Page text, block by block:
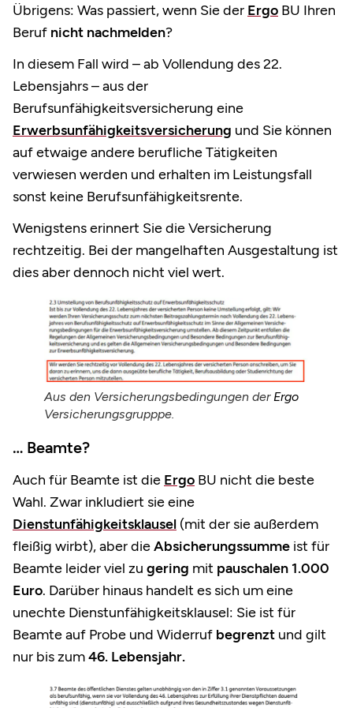
Übrigens: Was passiert, wenn Sie der Ergo BU Ihren
Beruf nicht nachmelden?
In diesem Fall wird – ab Vollendung des 22.
Lebensjahrs – aus der
Berufsunfähigkeitsversicherung eine
Erwerbsunfähigkeitsversicherung und Sie können
auf etwaige andere berufliche Tätigkeiten
verwiesen werden und erhalten im Leistungsfall
sonst keine Berufsunfähigkeitsrente.
Wenigstens erinnert Sie die Versicherung
rechtzeitig. Bei der mangelhaften Ausgestaltung ist
dies aber dennoch nicht viel wert.
Aus den Versicherungsbedingungen der Ergo
Versicherungsgrupppe.
… Beamte?
Auch für Beamte ist die Ergo BU nicht die beste
Wahl. Zwar inkludiert sie eine
Dienstunfähigkeitsklausel (mit der sie außerdem
fleißig wirbt), aber dieAbsicherungssumme ist für
Beamte leider viel zu gering mit pauschalen 1.000
Euro. Darüber hinaus handelt es sich um eine
unechte Dienstunfähigkeitsklausel: Sie ist für
Beamte auf Probe und Widerruf begrenzt und gilt
nur bis zum46. Lebensjahr.